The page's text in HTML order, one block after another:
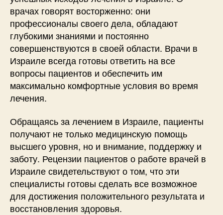
врачах говорят восторженно: они
профессионалы своего дела, обладают
глубокими знаниями и постоянно
совершенствуются в своей области. Врачи в
Израиле всегда готовы ответить на все
вопросы пациентов и обеспечить им
максимально комфортные условия во время
лечения.
Обращаясь за лечением в Израиле, пациенты
получают не только медицинскую помощь
высшего уровня, но и внимание, поддержку и
заботу. Рецензии пациентов о работе врачей в
Израиле свидетельствуют о том, что эти
специалисты готовы сделать все возможное
для достижения положительного результата и
восстановления здоровья.